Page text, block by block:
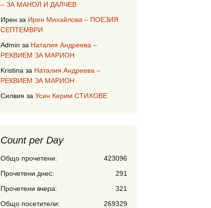
– ЗА МАНОЛ И ДАЛЧЕВ
Ирен за Ирен Михайлова – ПОЕЗИЯ
СЕПТЕМВРИ
Admin за Наталия Андреева –
РЕКВИЕМ ЗА МАРИОН
Kristina за Наталия Андреева –
РЕКВИЕМ ЗА МАРИОН
Силвия за Усин Керим СТИХОВЕ
Count per Day
423096
Общо прочетени:
291
Прочетени днес:
321
Прочетени вчера:
269329
Общо посетители: